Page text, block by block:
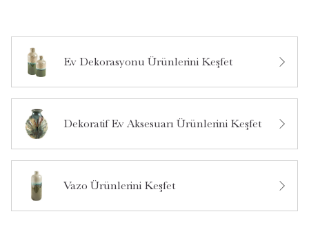
Bu ürün hakkında daha önce hiç soru sorulmamış.
Ürün Hakkında Soru Sor
Ev Dekorasyonu Ürünlerini Keşfet
Dekoratif Ev Aksesuarı Ürünlerini Keşfet
Vazo Ürünlerini Keşfet